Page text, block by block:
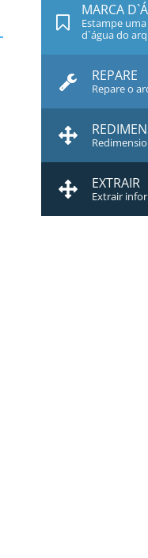
MARCA
Estampe
d`água do
REPARE
Repare o
EXTRAIR
Extrair